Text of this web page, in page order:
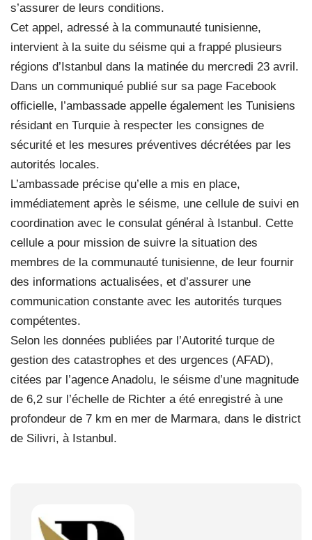
s’assurer de leurs conditions.
Cet appel, adressé à la communauté tunisienne,
intervient à la suite du séisme qui a frappé plusieurs
régions d’Istanbul dans la matinée du mercredi 23 avril.
Dans un communiqué publié sur sa page Facebook
officielle, l’ambassade appelle également les Tunisiens
résidant en Turquie à respecter les consignes de
sécurité et les mesures préventives décrétées par les
autorités locales.
L’ambassade précise qu’elle a mis en place,
immédiatement après le séisme, une cellule de suivi en
coordination avec le consulat général à Istanbul. Cette
cellule a pour mission de suivre la situation des
membres de la communauté tunisienne, de leur fournir
des informations actualisées, et d’assurer une
communication constante avec les autorités turques
compétentes.
Selon les données publiées par l’Autorité turque de
gestion des catastrophes et des urgences (AFAD),
citées par l’agence Anadolu, le séisme d’une magnitude
de 6,2 sur l’échelle de Richter a été enregistré à une
profondeur de 7 km en mer de Marmara, dans le district
de Silivri, à Istanbul.